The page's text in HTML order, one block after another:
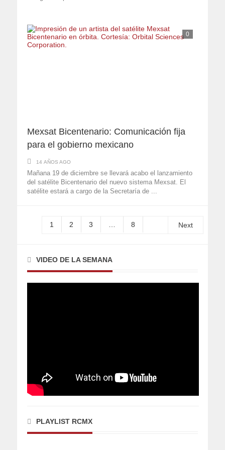
0
Mexsat Bicentenario: Comunicación fija
para el gobierno mexicano
14 AÑOS AGO
Mañana 19 de diciembre se llevará acabo el lanzamiento
del satélite Bicentenario del nuevo sistema Mexsat. El
satélite estará a cargo de la Secretaría de ...
1 2 3 8 Next
VIDEO DE LA SEMANA
PLAYLIST RCMX